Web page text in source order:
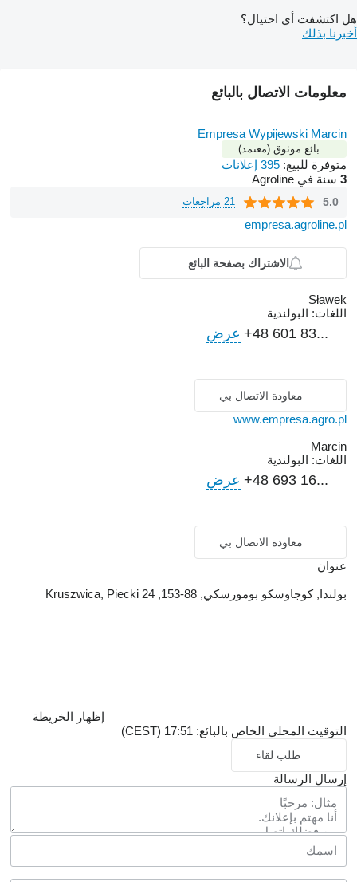
هل اكتشفت أي احتيال؟
أخبرنا بذلك
معلومات الاتصال بالبائع
Empresa Wypijewski Marcin
بائع موثوق (معتمد)
متوفرة للبيع: 395 إعلانات
3 سنة في Agroline
5.0 21 مراجعات
empresa.agroline.pl
الاشتراك بصفحة البائع
Sławek
اللغات: البولندية
+48 601 83... عرض
معاودة الاتصال بي
www.empresa.agro.pl
Marcin
اللغات: البولندية
+48 693 16... عرض
معاودة الاتصال بي
عنوان
بولندا, كوجاوسكو بومورسكي, 88-153, Kruszwica, Piecki 24
إظهار الخريطة
التوقيت المحلي الخاص بالبائع: 17:51 (CEST)
طلب لقاء
إرسال الرسالة